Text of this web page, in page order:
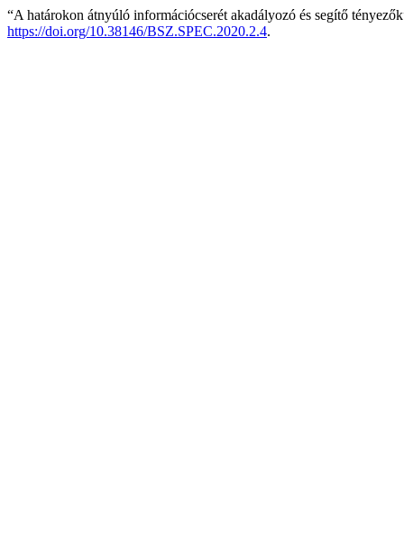
“A határokon átnyúló információcserét akadályozó és segítő
https://doi.org/10.38146/BSZ.SPEC.2020.2.4.